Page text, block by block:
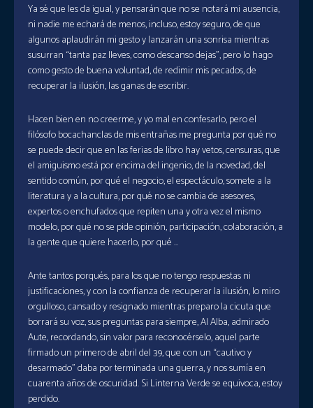
Ya sé que les da igual, y pensarán que no se notará mi ausencia,
ni nadie me echará de menos, incluso, estoy seguro, de que
algunos aplaudirán mi gesto y lanzarán una sonrisa mientras
susurran “tanta paz lleves, como descanso dejas”, pero lo hago
como gesto de buena voluntad, de redimir mis pecados, de
recuperar la ilusión, las ganas de escribir.
Hacen bien en no creerme, y yo mal en confesarlo, pero el
filósofo bocachanclas de mis entrañas me pregunta por qué no
se puede decir que en las ferias de libro hay vetos, censuras, que
el amiguismo está por encima del ingenio, de la novedad, del
sentido común, por qué el negocio, el espectáculo, somete a la
literatura y a la cultura, por qué no se cambia de asesores,
expertos o enchufados que repiten una y otra vez el mismo
modelo, por qué no se pide opinión, participación, colaboración, a
la gente que quiere hacerlo, por qué …
Ante tantos porqués, para los que no tengo respuestas ni
justificaciones, y con la confianza de recuperar la ilusión, lo miro
orgulloso, cansado y resignado mientras preparo la cicuta que
borrará su voz, sus preguntas para siempre, Al Alba, admirado
Aute, recordando, sin valor para reconocérselo, aquel parte
firmado un primero de abril del 39, que con un “cautivo y
desarmado” daba por terminada una guerra, y nos sumía en
cuarenta años de oscuridad. Si Linterna Verde se equivoca, estoy
perdido.